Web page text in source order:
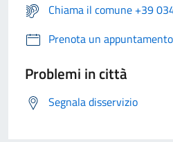
Chiama il comune +39
Prenota un appuntamento
Problemi in città
Segnala disservizio